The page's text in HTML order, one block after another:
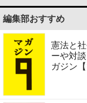
編集部おすすめ
憲法と
ーや対
ガジン